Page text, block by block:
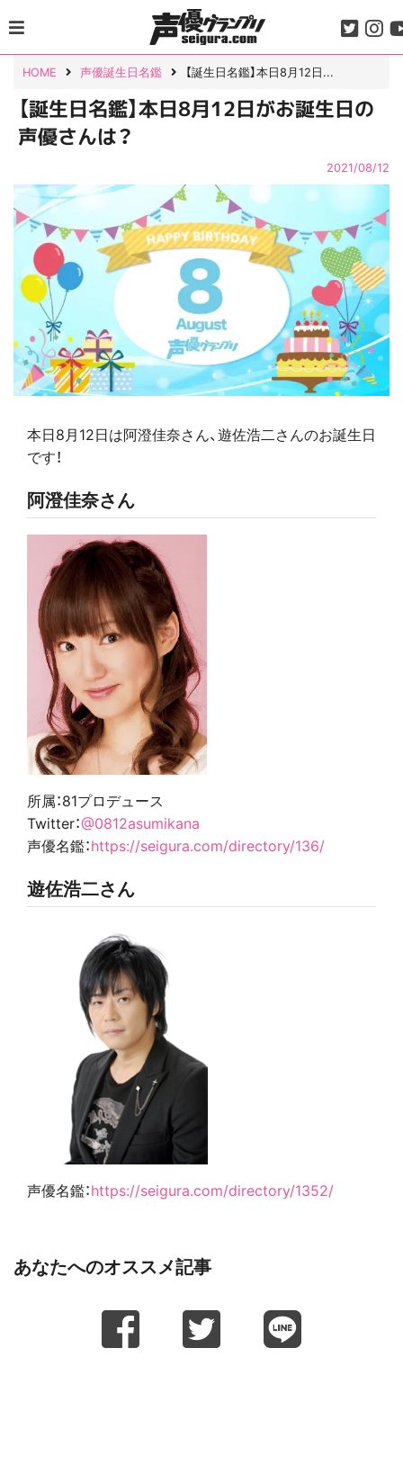
to
content
HOME 声優誕生日名鑑 【誕生日名鑑】本日8月12日...
【誕生日名鑑】本日8月12日がお誕生日の
声優さんは？
2021/08/12
本日8月12日は阿澄佳奈さん、遊佐浩二さんのお誕生日
です！
阿澄佳奈さん
所属：81プロデュース
Twitter：@0812asumikana
声優名鑑：https://seigura.com/directory/136/
遊佐浩二さん
声優名鑑：https://seigura.com/directory/1352/
あなたへのオススメ記事